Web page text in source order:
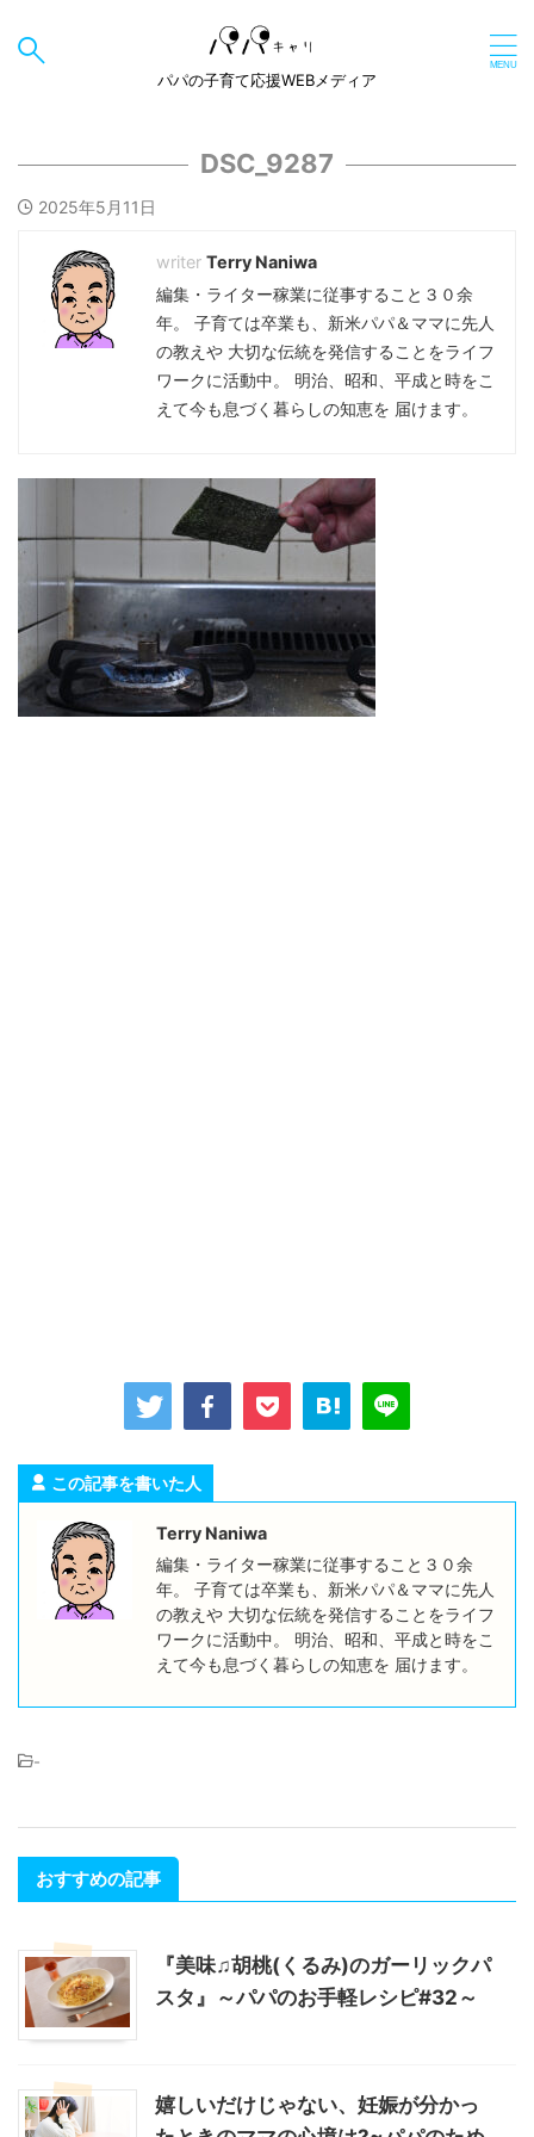
パパの子育て応援WEBメディア
DSC_9287
2025年5月11日
Terry Naniwa
編集・ライター稼業に従事すること３０余
年。 子育ては卒業も、新米パパ＆ママに先人
の教えや 大切な伝統を発信することをライフ
ワークに活動中。 明治、昭和、平成と時をこ
えて今も息づく暮らしの知恵を 届けます。
この記事を書いた人
Terry Naniwa
編集・ライター稼業に従事すること３０余
年。 子育ては卒業も、新米パパ＆ママに先人
の教えや 大切な伝統を発信することをライフ
ワークに活動中。 明治、昭和、平成と時をこ
えて今も息づく暮らしの知恵を 届けます。
-
おすすめの記事
『美味♫胡桃(くるみ)のガーリックパ
スタ』～パパのお手軽レシピ#32～
嬉しいだけじゃない、妊娠が分かっ